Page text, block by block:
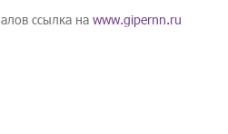
ссылка наwww.gipernn.ru